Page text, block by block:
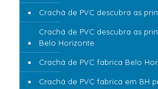
Crachá de PVC descubra as
Crachá de PVC descubra as
Belo Horizonte
Crachá de PVC fabrica Belo
Crachá de PVC fabrica em BH